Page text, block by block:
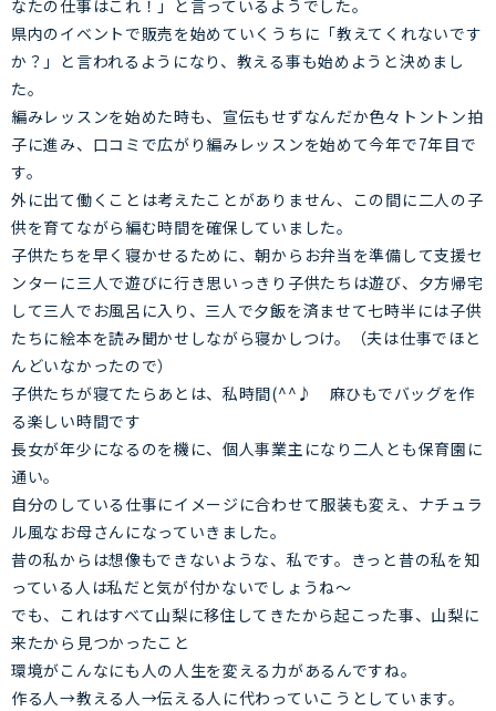
なたの仕事はこれ！」と言っているようでした。
県内のイベントで販売を始めていくうちに「教えてくれないです
か？」と言われるようになり、教える事も始めようと決めまし
た。
編みレッスンを始めた時も、宣伝もせずなんだか色々トントン拍
子に進み、口コミで広がり編みレッスンを始めて今年で7年目で
す。
外に出て働くことは考えたことがありません、この間に二人の子
供を育てながら編む時間を確保していました。
子供たちを早く寝かせるために、朝からお弁当を準備して支援セ
ンターに三人で遊びに行き思いっきり子供たちは遊び、夕方帰宅
して三人でお風呂に入り、三人で夕飯を済ませて七時半には子供
たちに絵本を読み聞かせしながら寝かしつけ。（夫は仕事でほと
んどいなかったので）
子供たちが寝てたらあとは、私時間(^^♪ 麻ひもでバッグを作
る楽しい時間です
長女が年少になるのを機に、個人事業主になり二人とも保育園に
通い。
自分のしている仕事にイメージに合わせて服装も変え、ナチュラ
ル風なお母さんになっていきました。
昔の私からは想像もできないような、私です。きっと昔の私を知
っている人は私だと気が付かないでしょうね～
でも、これはすべて山梨に移住してきたから起こった事、山梨に
来たから見つかったこと
環境がこんなにも人の人生を変える力があるんですね。
作る人→教える人→伝える人に代わっていこうとしています。